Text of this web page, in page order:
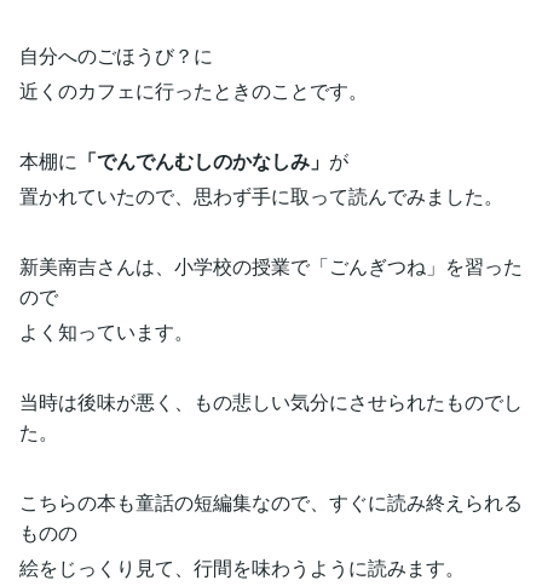
自分へのごほうび？に
近くのカフェに行ったときのことです。
本棚に 「でんでんむしのかなしみ」 が
置かれていたので、思わず手に取って読んでみました。
新美南吉さんは、小学校の授業で「ごんぎつね」を習った
ので
よく知っています。
当時は後味が悪く、もの悲しい気分にさせられたものでし
た。
こちらの本も童話の短編集なので、すぐに読み終えられる
ものの
絵をじっくり見て、行間を味わうように読みます。